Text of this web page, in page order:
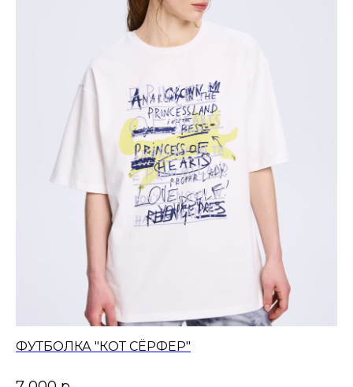
ФУТБОЛКА "КОТ СЁРФЕР"